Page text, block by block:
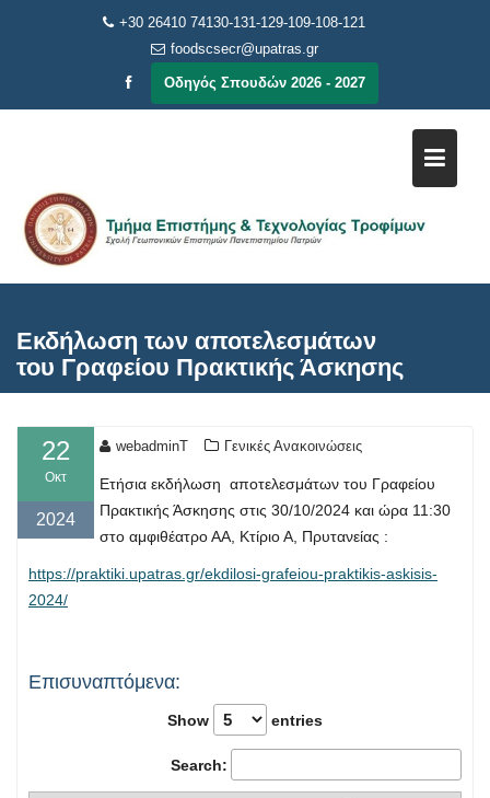
+30 26410 74130-131-129-109-108-121
foodscsecr@upatras.gr
Οδηγός Σπουδών 2026 - 2027
Εκδήλωση των αποτελεσμάτων
του Γραφείου Πρακτικής Άσκησης
22
Οκτ
2024
webadminT Γενικές Ανακοινώσεις
Ετήσια εκδήλωση αποτελεσμάτων του Γραφείου
Πρακτικής Άσκησης στις 30/10/2024 και ώρα 11:30
στο αμφιθέατρο ΑΑ, Κτίριο Α, Πρυτανείας :
https://praktiki.upatras.gr/ekdilosi-grafeiou-praktikis-askisis-
2024/
Επισυναπτόμενα:
Show entries
Search: